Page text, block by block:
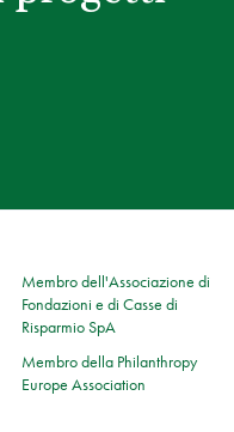
Membro dell'Associazione di
Fondazioni e di Casse di
Risparmio SpA
Membro della Philanthropy
Europe Association